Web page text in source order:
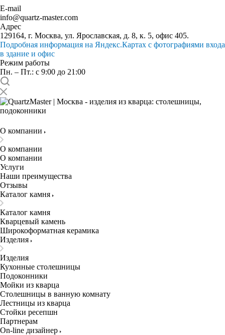
E-mail
info@quartz-master.com
Адрес
129164, г. Москва, ул. Ярославская, д. 8, к. 5, офис 405.
Подробная информация на Яндекс.Картах с фотографиями входа
в здание и офис
Режим работы
Пн. – Пт.: с 9:00 до 21:00
О компании
О компании
О компании
Услуги
Наши преимущества
Отзывы
Каталог камня
Каталог камня
Кварцевый камень
Широкоформатная керамика
Изделия
Изделия
Кухонные столешницы
Подоконники
Мойки из кварца
Столешницы в ванную комнату
Лестницы из кварца
Стойки ресепшн
Партнерам
On-line дизайнер